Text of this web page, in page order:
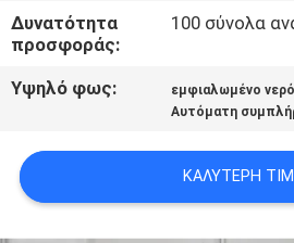
ΕΙΔΉΣΕΙΣ
ΈΝΑ
ΑΠΌΣΠΑΣΜΑ
Δυνατότητα
προσφοράς:
100 σύνολα
Υψηλό φως: εμφιαλωμένο
Αυτόματη
ΚΑΛΎΤΕΡΗ